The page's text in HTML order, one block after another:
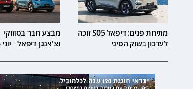
מתיחת פנים: דיפאל S05 זוכה
לעדכון בשוק הסיני
מבצע חבר בסוזוקי
וצ'אנגן-דיפאל - יוני 2026